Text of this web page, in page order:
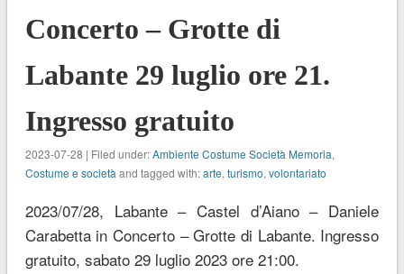
Concerto – Grotte di
Labante 29 luglio ore 21.
Ingresso gratuito
2023-07-28 | Filed under:Ambiente Costume Società Memoria,
Costume e società and tagged with:arte, turismo, volontariato
2023/07/28, Labante – Castel d’Aiano – Daniele
Carabetta in Concerto – Grotte di Labante. Ingresso
gratuito, sabato 29 luglio 2023 ore 21:00.